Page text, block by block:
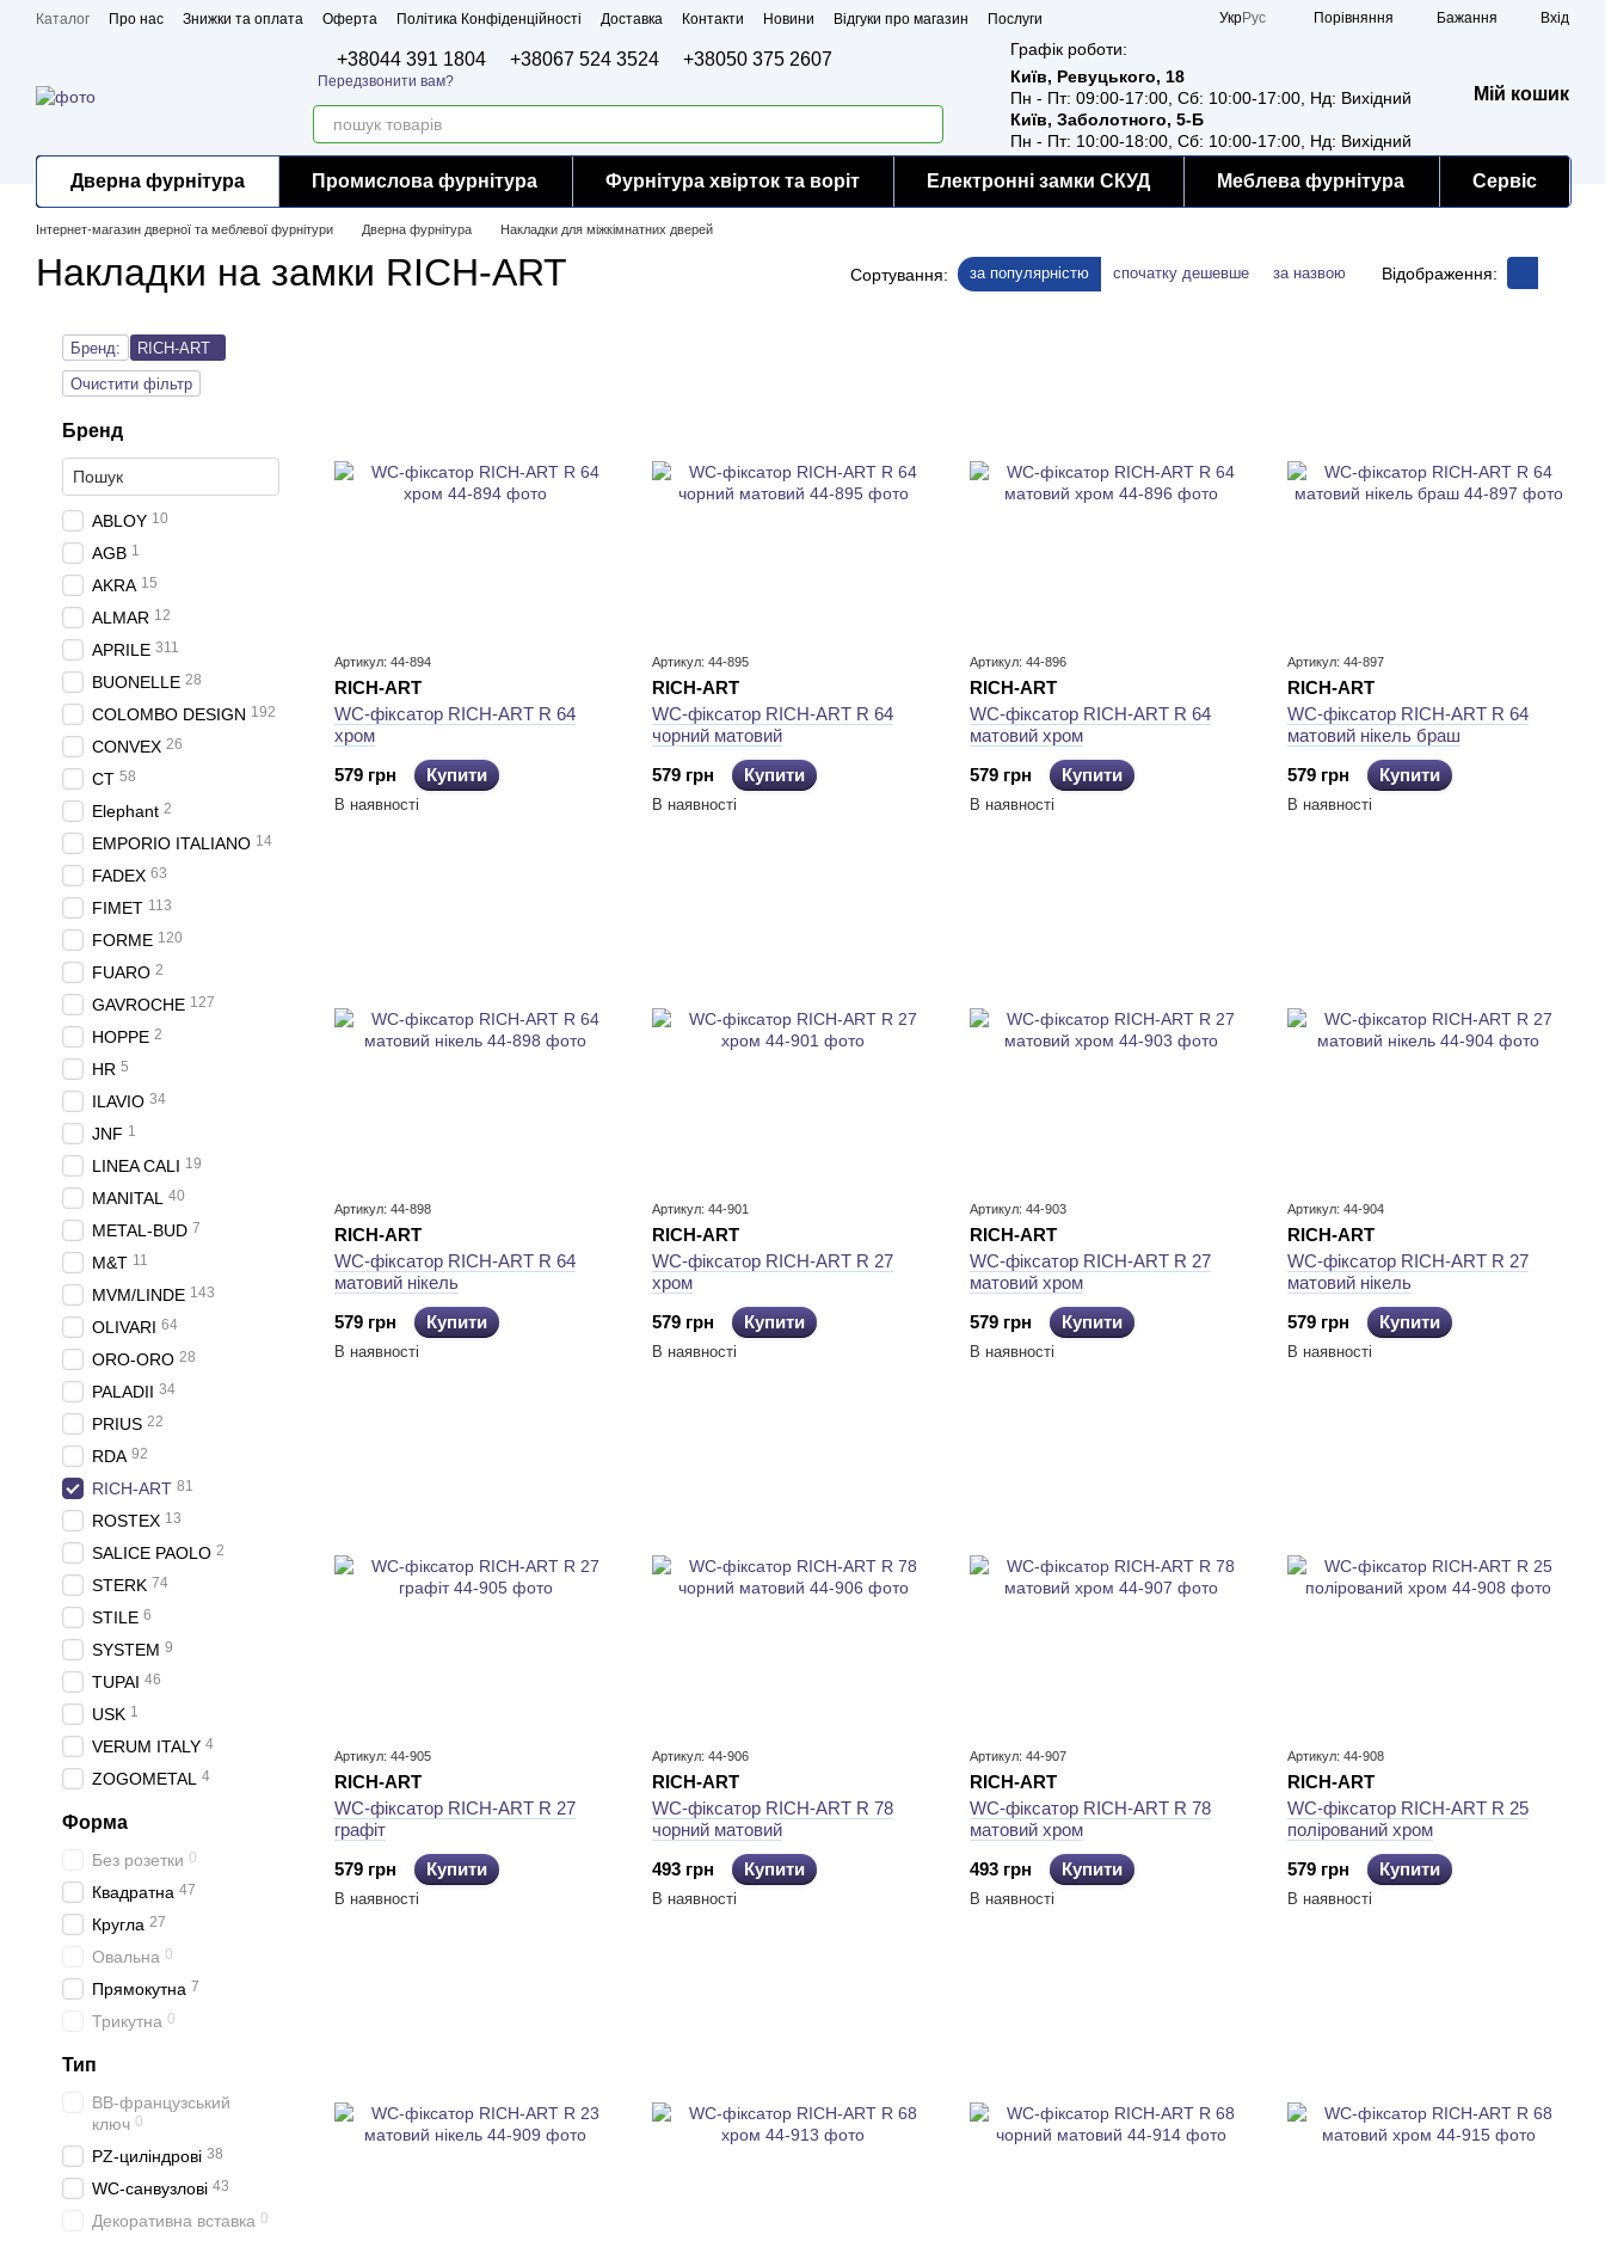
Перейти до основного контенту
Каталог Про нас Знижки та оплата Оферта Політика Конфіденційності Доставка Контакти Новини Відгуки про магазин
Послуги
УкрРус Порівняння Бажання Вхід
+38044 391 1804 +38067 524 3524 +38050 375 2607
Передзвонити вам?
Графік роботи:
Київ, Ревуцького, 18
Пн - Пт: 09:00-17:00, Сб: 10:00-17:00, Нд: Вихідний
Київ, Заболотного, 5-Б
Пн - Пт: 10:00-18:00, Сб: 10:00-17:00, Нд: Вихідний
Мій кошик
Дверна фурнітура Промислова фурнітура Фурнітура хвірток та воріт Електронні замки СКУД Меблева фурнітура Сервіс
Інтернет-магазин дверної та меблевої фурнітури Дверна фурнітура Накладки для міжкімнатних дверей
Накладки на замки RICH-ART Сортування: за популярністю спочатку дешевше за назвою Відображення:
Артикул: 44-894
RICH-ART
WC-фіксатор RICH-ART R 64
хром
579 грн
Купити
В наявності
Артикул: 44-895
RICH-ART
WC-фіксатор RICH-ART R 64
чорний матовий
579 грн
Купити
В наявності
Артикул: 44-896
RICH-ART
WC-фіксатор RICH-ART R 64
матовий хром
579 грн
Купити
В наявності
Артикул: 44-897
RICH-ART
WC-фіксатор RICH-ART R 64
матовий нікель браш
579 грн
Купити
В наявності
Артикул: 44-898
RICH-ART
WC-фіксатор RICH-ART R 64
матовий нікель
579 грн
Купити
В наявності
Артикул: 44-901
RICH-ART
WC-фіксатор RICH-ART R 27
хром
579 грн
Купити
В наявності
Артикул: 44-903
RICH-ART
WC-фіксатор RICH-ART R 27
матовий хром
579 грн
Купити
В наявності
Артикул: 44-904
RICH-ART
WC-фіксатор RICH-ART R 27
матовий нікель
579 грн
Купити
В наявності
Артикул: 44-905
RICH-ART
WC-фіксатор RICH-ART R 27
графіт
579 грн
Купити
В наявності
Артикул: 44-906
RICH-ART
WC-фіксатор RICH-ART R 78
чорний матовий
493 грн
Купити
В наявності
Артикул: 44-907
RICH-ART
WC-фіксатор RICH-ART R 78
матовий хром
493 грн
Купити
В наявності
Артикул: 44-908
RICH-ART
WC-фіксатор RICH-ART R 25
полірований хром
579 грн
Купити
В наявності
Бренд:
RICH-ART
Очистити фільтр
Бренд
ABLOY 10
AGB 1
AKRA 15
ALMAR 12
APRILE 311
BUONELLE 28
COLOMBO DESIGN 192
CONVEX 26
CT 58
Elephant 2
EMPORIO ITALIANO 14
FADEX 63
FIMET 113
FORME 120
FUARO 2
GAVROCHE 127
HOPPE 2
HR 5
ILAVIO 34
JNF 1
LINEA CALI 19
MANITAL 40
METAL-BUD 7
M&T 11
MVM/LINDE 143
OLIVARI 64
ORO-ORO 28
PALADII 34
PRIUS 22
RDA 92
RICH-ART 81
ROSTEX 13
SALICE PAOLO 2
STERK 74
STILE 6
SYSTEM 9
TUPAI 46
USK 1
VERUM ITALY 4
ZOGOMETAL 4
Форма
Без розетки 0
Квадратна 47
Кругла 27
Овальна 0
Прямокутна 7
Трикутна 0
Тип
BB-французський
ключ 0
PZ-циліндрові 38
WC-санвузлові 43
Декоративна вставка 0